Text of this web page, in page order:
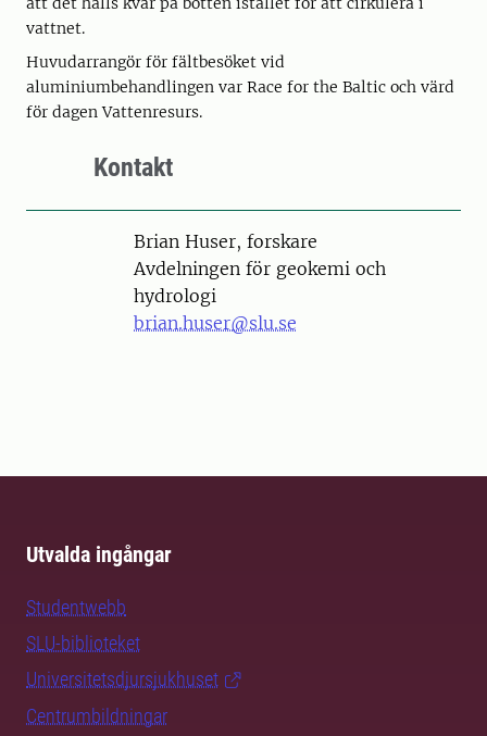
vattnet.
Huvudarrangör för fältbesöket vid
aluminiumbehandlingen var Race for the Baltic och värd
för dagen Vattenresurs.
Kontakt
PersonBrian Huser, forskare
Avdelningen för geokemi och
hydrologi
brian.huser@slu.se
Utvalda ingångar
Studentwebb
SLU-biblioteket
Universitetsdjursjukhuset
Centrumbildningar